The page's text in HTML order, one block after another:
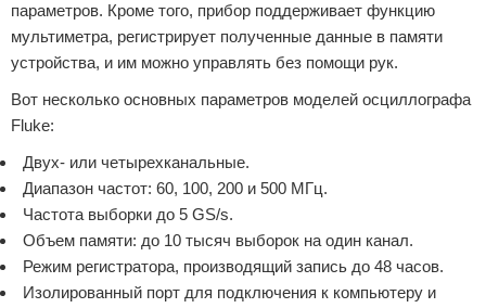
параметров. Кроме того, прибор поддерживает функцию
мультиметра, регистрирует полученные данные в памяти
устройства, и им можно управлять без помощи рук.
Вот несколько основных параметров моделей осциллографа
Fluke:
Двух- или четырехканальные.
Диапазон частот: 60, 100, 200 и 500 МГц.
Частота выборки до 5 GS/s.
Объем памяти: до 10 тысяч выборок на один канал.
Режим регистратора, производящий запись до 48 часов.
Изолированный порт для подключения к компьютеру и